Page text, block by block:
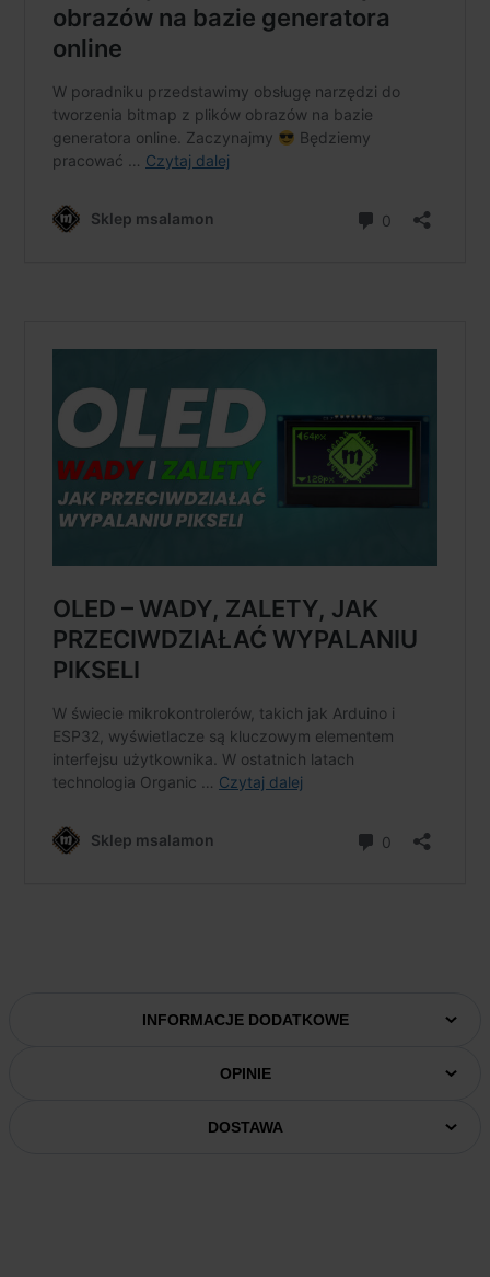
INFORMACJE DODATKOWE
OPINIE
DOSTAWA